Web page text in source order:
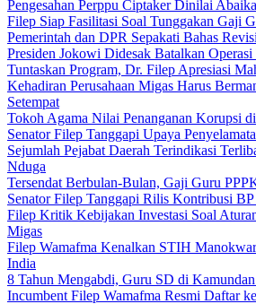
Pengesahan Perppu Ciptaker Dinilai
Filep Siap Fasilitasi Soal Tunggakan Gaji
Pemerintah dan DPR Sepakati Bahas
Presiden Jokowi Didesak Batalkan Operasi
Tuntaskan Program, Dr. Filep Apresiasi
Kehadiran Perusahaan Migas Harus
Setempat
Tokoh Agama Nilai Penanganan Korupsi
Senator Filep Tanggapi Upaya
Sejumlah Pejabat Daerah Terindikasi
Nduga
Tersendat Berbulan-Bulan, Gaji Guru
Senator Filep Tanggapi Rilis Kontribusi
Filep Kritik Kebijakan Investasi Soal
Migas
Filep Wamafma Kenalkan STIH
India
8 Tahun Mengabdi, Guru SD di
Incumbent Filep Wamafma Resmi Daftar